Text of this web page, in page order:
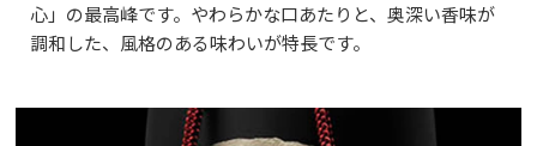
心」の最高峰です。やわらかな口あたりと、奥深い香味が
調和した、風格のある味わいが特長です。